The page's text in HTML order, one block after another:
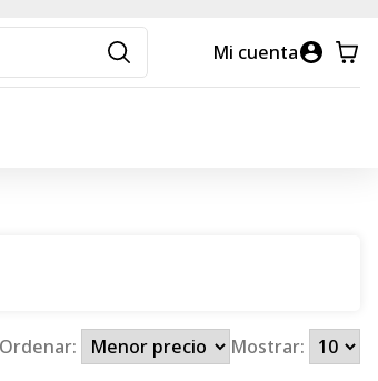
Mi cuenta
Ordenar: Mostrar: